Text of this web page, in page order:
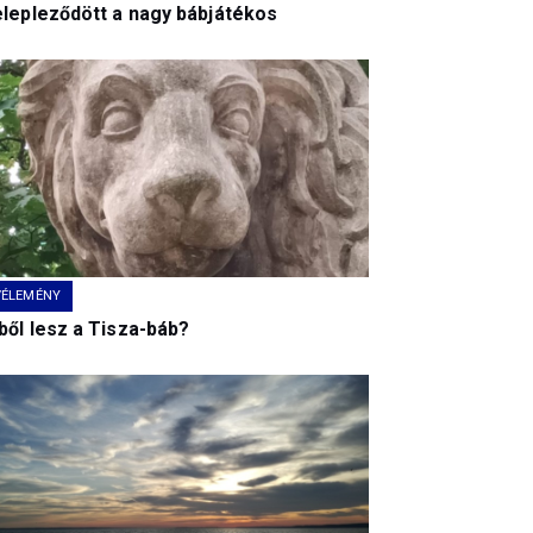
a nagy bábjátékos
lesz a Tisza-báb?